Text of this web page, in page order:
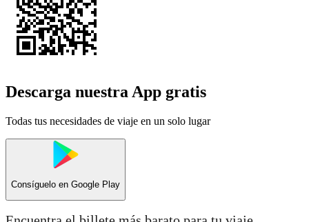
Descarga nuestra App gratis
Todas tus necesidades de viaje en un solo lugar
Consíguelo en Google Play